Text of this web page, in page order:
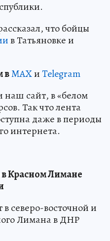
что бойцы
в Татьяновке и
вMAXиTelegram
сайт, в «белом
Так что лента
даже в периоды
интернета.
Красном Лимане
северо-восточной и
Лимана в ДНР